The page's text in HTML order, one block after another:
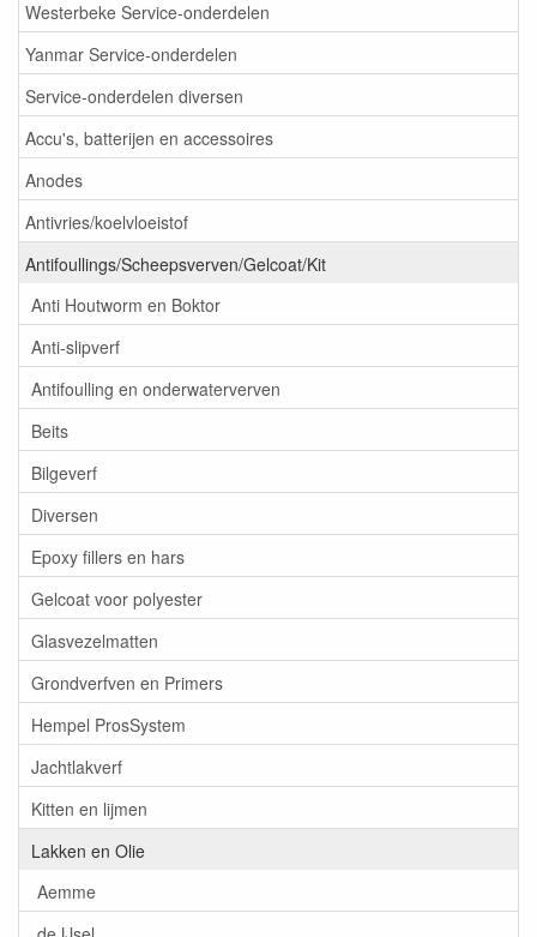
Westerbeke Service-onderdelen
Yanmar Service-onderdelen
Service-onderdelen diversen
Accu's, batterijen en accessoires
Anodes
Antivries/koelvloeistof
Antifoullings/Scheepsverven/Gelcoat/Kit
Anti Houtworm en Boktor
Anti-slipverf
Antifoulling en onderwaterverven
Beits
Bilgeverf
Diversen
Epoxy fillers en hars
Gelcoat voor polyester
Glasvezelmatten
Grondverfven en Primers
Hempel ProsSystem
Jachtlakverf
Kitten en lijmen
Lakken en Olie
Aemme